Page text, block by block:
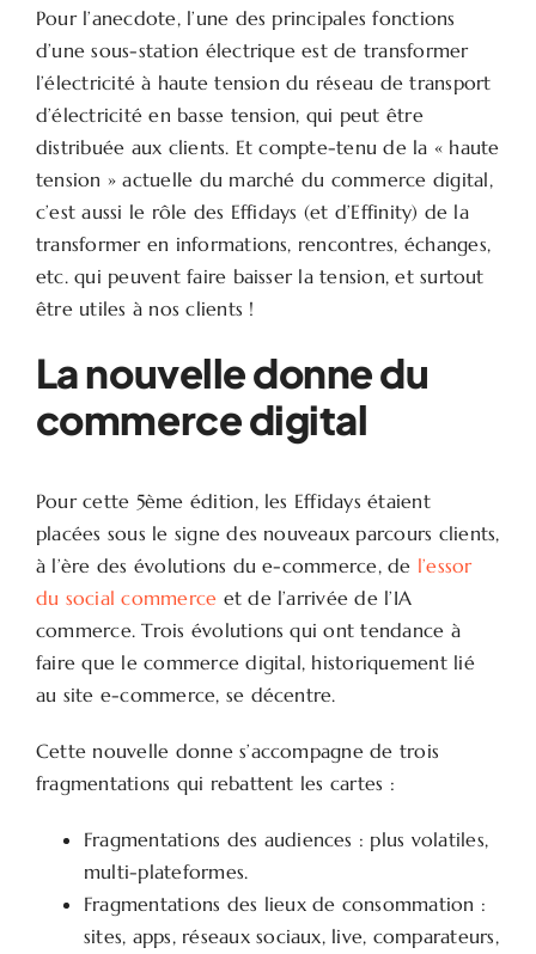
Pour l’anecdote, l’une des principales fonctions
d’une sous-station électrique est de transformer
l’électricité à haute tension du réseau de transport
d’électricité en basse tension, qui peut être
distribuée aux clients. Et compte-tenu de la « haute
tension » actuelle du marché du commerce digital,
c’est aussi le rôle des Effidays (et d’Effinity) de la
transformer en informations, rencontres, échanges,
etc. qui peuvent faire baisser la tension, et surtout
être utiles à nos clients !
La nouvelle donne du
commerce digital
Pour cette 5ème édition, les Effidays étaient
placées sous le signe des nouveaux parcours clients,
à l’ère des évolutions du e-commerce, de l’essor
du social commerce et de l’arrivée de l’IA
commerce. Trois évolutions qui ont tendance à
faire que le commerce digital, historiquement lié
au site e-commerce, se décentre.
Cette nouvelle donne s’accompagne de trois
fragmentations qui rebattent les cartes :
Fragmentations des audiences : plus volatiles,
multi-plateformes.
Fragmentations des lieux de consommation :
sites, apps, réseaux sociaux, live, comparateurs,